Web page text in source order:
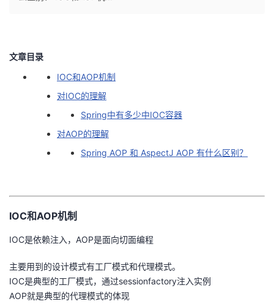
的
客
我
论
的
我
文章目录
IOC和AOP机制
对IOC的理解
Spring中有多少中IOC容器
对AOP的理解
Spring AOP 和 AspectJ AOP 有什么区别？
IOC和AOP机制
IOC是依赖注入，AOP是面向切面编程
主要用到的设计模式有工厂模式和代理模式。
IOC是典型的工厂模式，通过sessionfactory注入实例
AOP就是典型的代理模式的体现